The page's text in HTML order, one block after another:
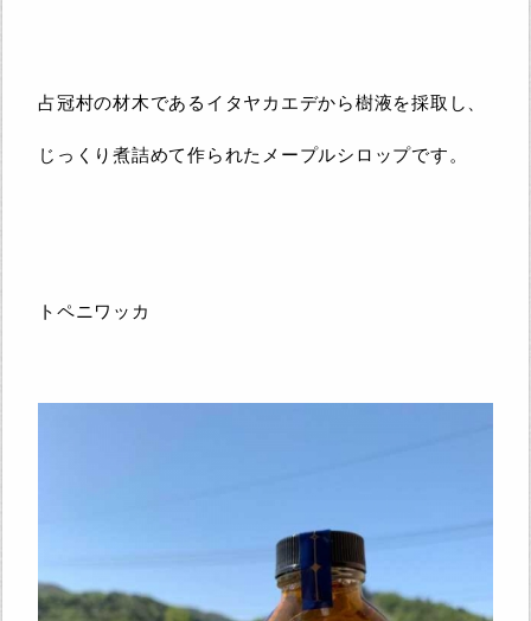
占冠村の材木であるイタヤカエデから樹液を採取し、
じっくり煮詰めて作られたメープルシロップです。
トペニワッカ